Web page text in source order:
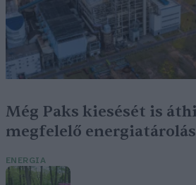
Még Paks kiesését is
megfelelő energiatárolás
ENERGIA